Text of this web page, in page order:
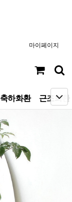
마이페이지
축하화환 근조화환